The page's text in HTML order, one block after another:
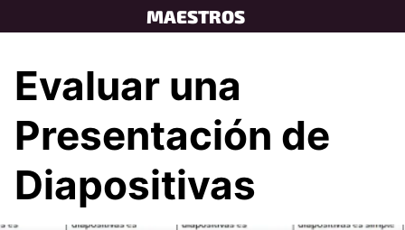
to
MAESTROS
Evaluar una
Presentación de
Diapositivas